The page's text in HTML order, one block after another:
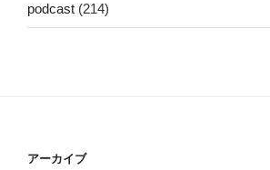
podcast (214)
アーカイブ